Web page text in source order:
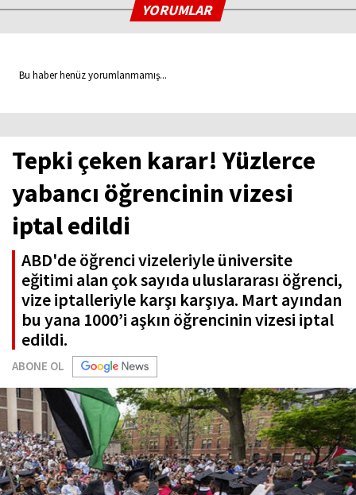
YORUMLAR
Bu haber henüz yorumlanmamış...
Tepki çeken karar! Yüzlerce
yabancı öğrencinin vizesi
iptal edildi
ABD'de öğrenci vizeleriyle üniversite
eğitimi alan çok sayıda uluslararası öğrenci,
vize iptalleriyle karşı karşıya. Mart ayından
bu yana 1000’i aşkın öğrencinin vizesi iptal
edildi.
ABONE OL